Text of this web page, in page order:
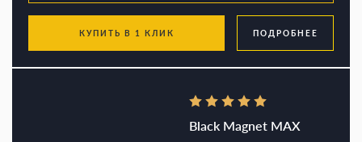
КУПИТЬ В 1 КЛИК ПОДРОБНЕЕ
Black Magnet MAX